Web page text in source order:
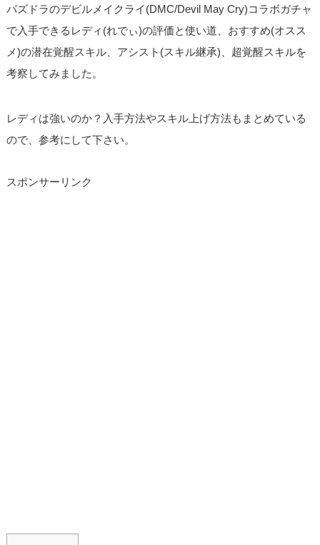
パズドラのデビルメイクライ(DMC/Devil May Cry)コラボガチャ
で入手できるレディ(れでぃ)の評価と使い道、おすすめ(オスス
メ)の潜在覚醒スキル、アシスト(スキル継承)、超覚醒スキルを
考察してみました。
レディは強いのか？入手方法やスキル上げ方法もまとめている
ので、参考にして下さい。
スポンサーリンク